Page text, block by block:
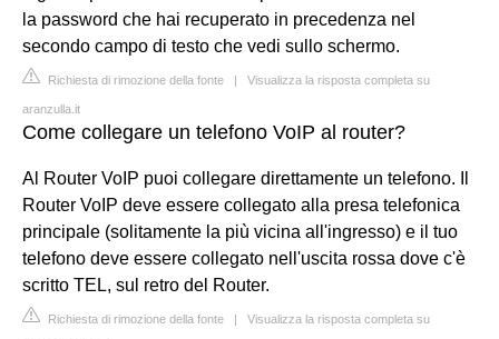
la password che hai recuperato in precedenza nel
secondo campo di testo che vedi sullo schermo.
Richiesta di rimozione della fonte | Visualizza la risposta completa su
aranzulla.it
Come collegare un telefono VoIP al router?
Al Router VoIP puoi collegare direttamente un telefono. Il
Router VoIP deve essere collegato alla presa telefonica
principale (solitamente la più vicina all'ingresso) e il tuo
telefono deve essere collegato nell'uscita rossa dove c'è
scritto TEL, sul retro del Router.
Richiesta di rimozione della fonte | Visualizza la risposta completa su